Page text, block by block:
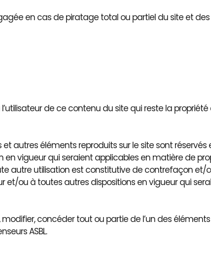
en cas de piratage total ou partiel du site et
de ce contenu du site qui reste la
autres éléments reproduits sur le site sont
vigueur qui seraient applicables en matière de
autre utilisation est constitutive de contrefaçon et/
ou à toutes autres dispositions en vigueur qui
concéder tout ou partie de l’un des
ASBL.